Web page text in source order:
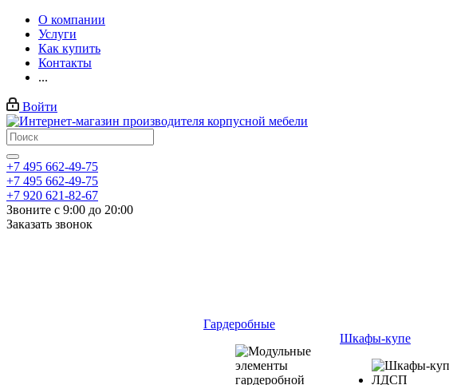
О компании
Услуги
Как купить
Контакты
...
Войти
+7 495 662-49-75
+7 495 662-49-75
+7 920 621-82-67
Звоните с 9:00 до 20:00
Заказать звонок
Гардеробные
Шкафы-купе